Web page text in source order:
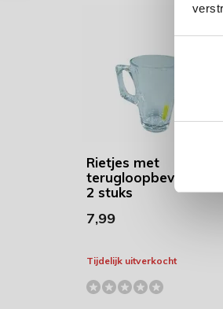
Rietjes met
terugloopbeveiliging
2 stuks
7,99
Tijdelijk uitverkocht